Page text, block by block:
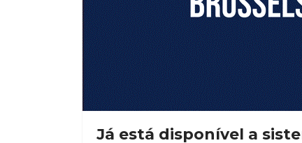
Já está disponível a